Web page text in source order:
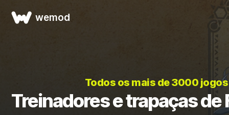
wemod
Todos os mais de 3000
Treinadores e trapaças de